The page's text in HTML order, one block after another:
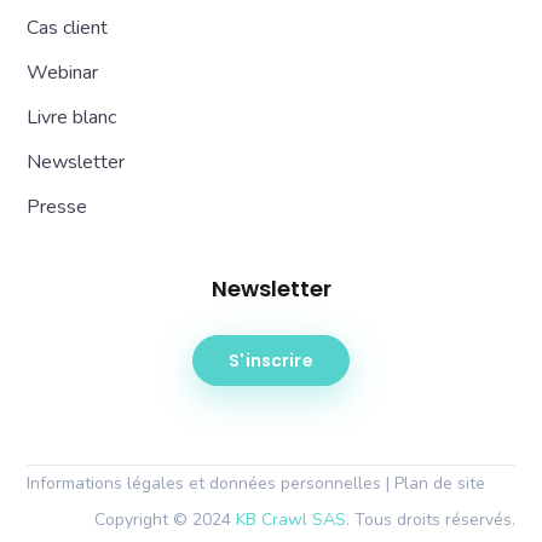
Cas client
Webinar
Livre blanc
Newsletter
Presse
Newsletter
S'inscrire
Informations légales et données personnelles | Plan de site
Copyright © 2024 KB Crawl SAS. Tous droits réservés.